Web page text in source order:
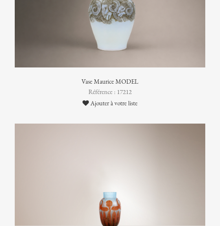
Vase Maurice MODEL
Référence : 17212
Ajouter à votre liste